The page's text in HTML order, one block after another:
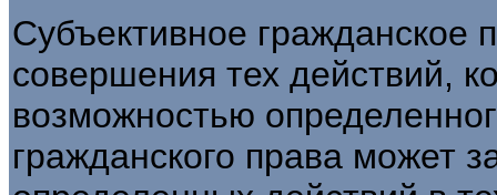
Субъективное гражданское
совершения тех действий,
возможностью
гражданского права может